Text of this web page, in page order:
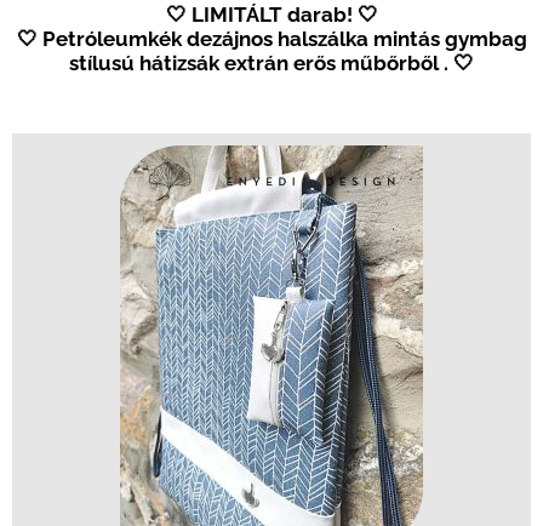
🤍 LIMITÁLT darab! 🤍
🤍 Petróleumkék dezájnos halszálka mintás gymbag
stílusú hátizsák extrán erős műbőrből . 🤍